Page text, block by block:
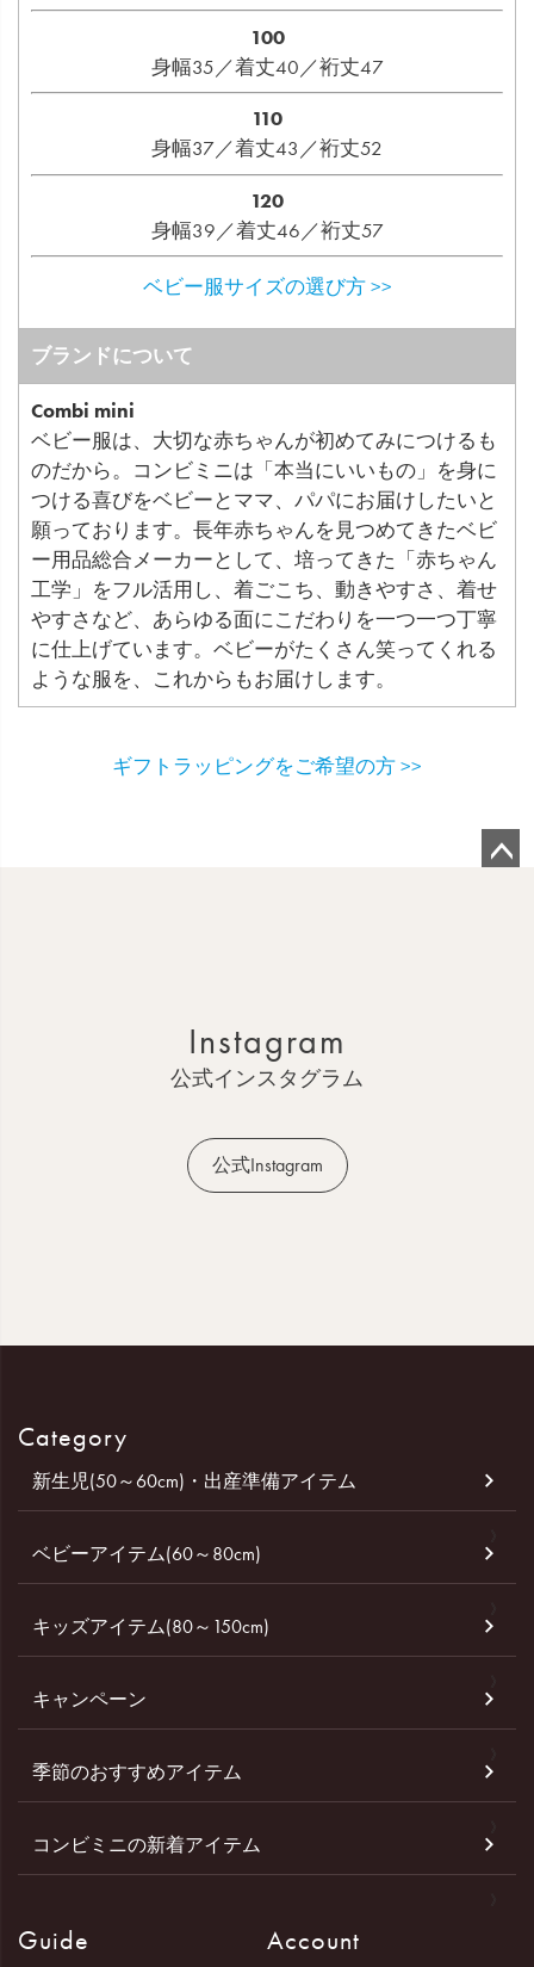
100
身幅35／着丈40／裄丈47
110
身幅37／着丈43／裄丈52
120
身幅39／着丈46／裄丈57
ベビー服サイズの選び方 >>
ブランドについて
Combi mini
ベビー服は、大切な赤ちゃんが初めてみにつけるも
のだから。コンビミニは「本当にいいもの」を身に
つける喜びをベビーとママ、パパにお届けしたいと
願っております。長年赤ちゃんを見つめてきたベビ
ー用品総合メーカーとして、培ってきた「赤ちゃん
工学」をフル活用し、着ごこち、動きやすさ、着せ
やすさなど、あらゆる面にこだわりを一つ一つ丁寧
に仕上げています。ベビーがたくさん笑ってくれる
ような服を、これからもお届けします。
ギフトラッピングをご希望の方 >>
Instagram
公式インスタグラム
公式Instagram
Category
新生児(50～60cm)・出産準備アイテム
ベビーアイテム(60～80cm)
キッズアイテム(80～150cm)
キャンペーン
季節のおすすめアイテム
コンビミニの新着アイテム
Guide Account